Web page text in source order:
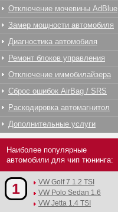
Отключение мочевины AdBlue
Замер мощности автомобиля
Диагностика автомобиля
Ремонт блоков управления
Отключение иммобилайзера
Сброс ошибок AirBag / SRS
Раскодировка автомагнитол
Дополнительные услуги
Наиболее популярные
автомобили для чип тюнинга:
1
VW Golf 7 1.2 TSI
VW Polo Sedan 1.6
VW Jetta 1.4 TSI